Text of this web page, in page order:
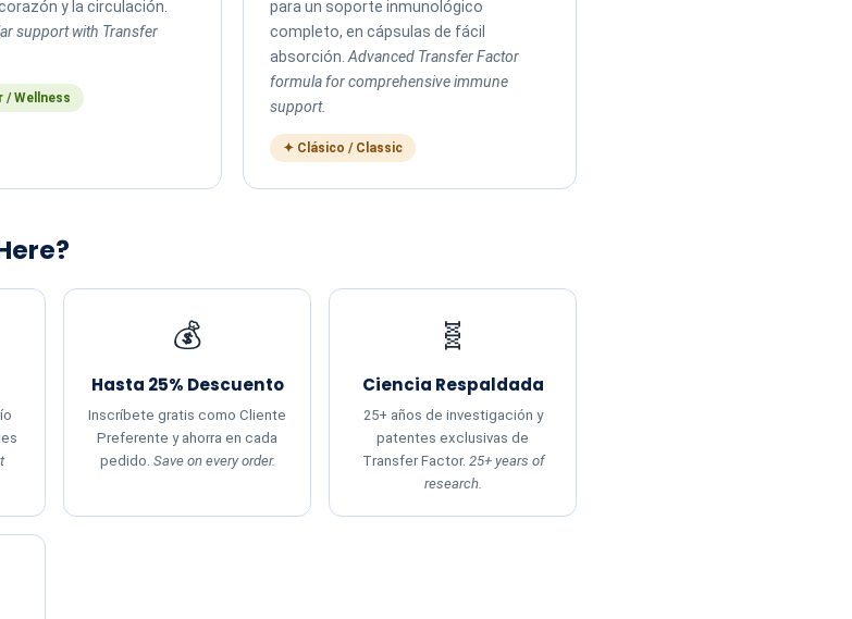
y la circulación.
support with Transfer
/ Wellness
para un soporte inmunológico
completo, en cápsulas de fácil
absorción. Advanced Transfer Factor
formula for comprehensive immune
support.
✦ Clásico / Classic
💰
Hasta 25% Descuento
Inscríbete gratis como Cliente
Preferente y ahorra en cada
pedido. Save on every order.
🧬
Ciencia Respaldada
25+ años de investigación y
patentes exclusivas de
Transfer Factor. 25+ years of
research.